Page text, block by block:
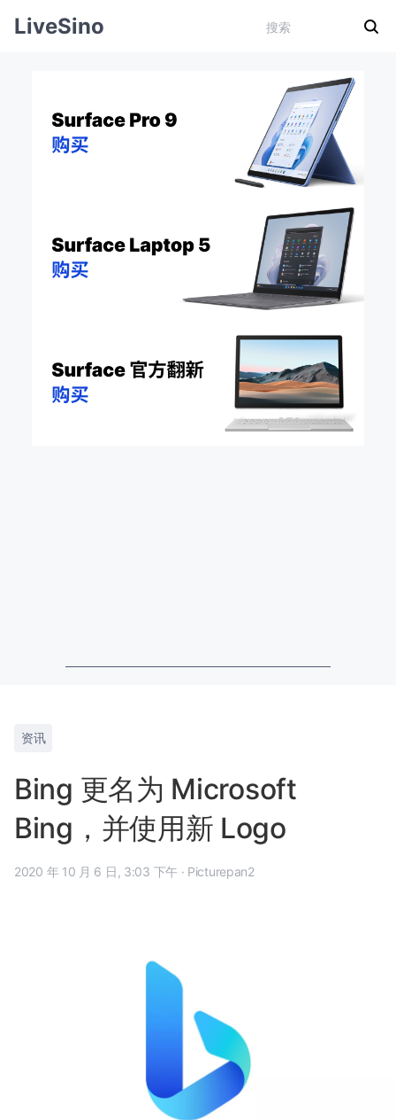
LiveSino
资讯
Bing 更名为 Microsoft
Bing，并使用新 Logo
2020 年 10 月 6 日, 3:03 下午 · Picturepan2